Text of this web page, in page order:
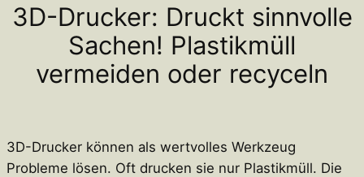
3D-Drucker: Druckt sinnvolle
Sachen! Plastikmüll
vermeiden oder recyceln
3D-Drucker können als wertvolles Werkzeug
Probleme lösen. Oft drucken sie nur Plastikmüll. Die